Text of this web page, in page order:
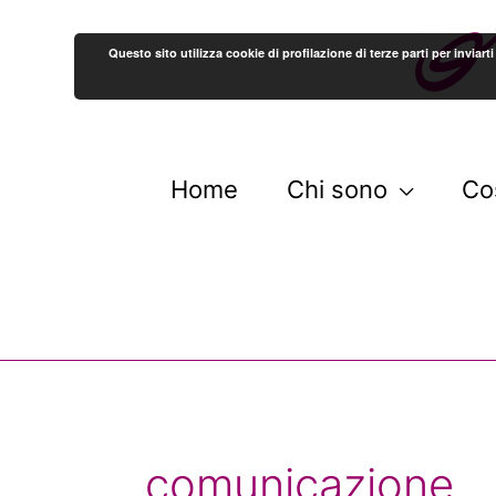
Home Chi sono
comunicazione
Questo sito utilizza cookie di profilazione di terze parti per